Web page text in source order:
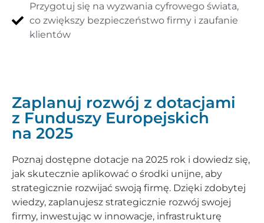
Przygotuj się na wyzwania cyfrowego świata,
co zwiększy bezpieczeństwo firmy i zaufanie
klientów
Zaplanuj rozwój z dotacjami
z Funduszy Europejskich
na 2025
Poznaj dostępne dotacje na 2025 rok i dowiedz się,
jak skutecznie aplikować o środki unijne, aby
strategicznie rozwijać swoją firmę. Dzięki zdobytej
wiedzy, zaplanujesz strategicznie rozwój swojej
firmy, inwestując w innowacje, infrastrukturę